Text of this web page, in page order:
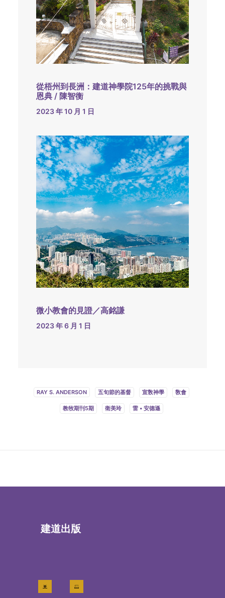
從梧州到長洲：建道神學院125年的挑戰與
恩典 / 陳智衡
2023 年 10 月 1 日
微小教會的見證／高銘謙
2023 年 6 月 1 日
RAY S. ANDERSON 五旬節的基督 宣敎神學 敎會
教牧期刊5期 衛美玲 雷 • 安德遜
建道出版